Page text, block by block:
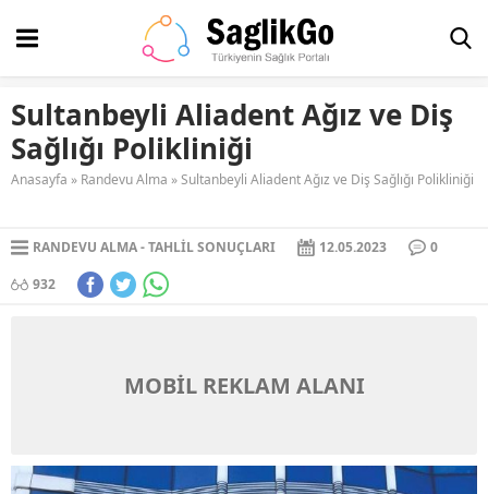
Sultanbeyli Aliadent Ağız ve Diş
Sağlığı Polikliniği
Anasayfa » Randevu Alma »Sultanbeyli Aliadent Ağız ve Diş Sağlığı Polikliniği
RANDEVU ALMA TAHLIL SONUÇLARI 12.05.2023
0
932
MOBİL REKLAM ALANI